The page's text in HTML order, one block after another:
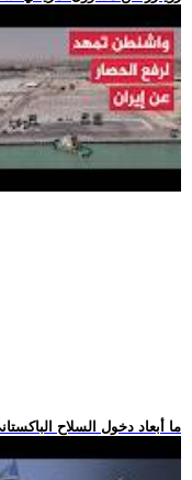
.. ما أبعاد دخول السلاح